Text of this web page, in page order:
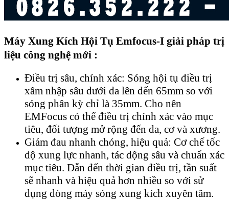
Máy Xung Kích Hội Tụ Emfocus-I giải pháp trị
liệu công nghệ mới :
Điều trị sâu, chính xác: Sóng hội tụ điều trị
xâm nhập sâu dưới da lên đến 65mm so với
sóng phân kỳ chỉ là 35mm. Cho nên
EMFocus có thể điều trị chính xác vào mục
tiêu, đối tượng mở rộng đến da, cơ và xương.
Giảm đau nhanh chóng, hiệu quả: Cơ chế tốc
độ xung lực nhanh, tác động sâu và chuẩn xác
mục tiêu. Dẫn đến thời gian điều trị, tần suất
sẽ nhanh và hiệu quả hơn nhiều so với sử
dụng dòng máy sóng xung kích xuyên tâm.